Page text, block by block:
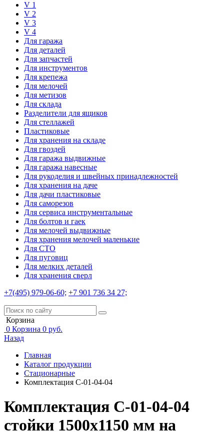
V 1
V 2
V 3
V 4
Для гаража
Для деталей
Для запчастей
Для инструментов
Для крепежа
Для мелочей
Для метизов
Для склада
Разделители для ящиков
Для стеллажей
Пластиковые
Для хранения на складе
Для гвоздей
Для гаража выдвижные
Для гаража навесные
Для рукоделия и швейных принадлежностей
Для хранения на даче
Для дачи пластиковые
Для саморезов
Для сервиса инструментальные
Для болтов и гаек
Для мелочей выдвижные
Для хранения мелочей маленькие
Для СТО
Для пуговиц
Для мелких деталей
Для хранения сверл
+7(495) 979-06-60; +7 901 736 34 27;
Корзина
0 Корзина 0 руб.
Назад
Главная
Каталог продукции
Стационарные
Комплектация С-01-04-04
Комплектация С-01-04-04
стойки 1500х1150 мм на